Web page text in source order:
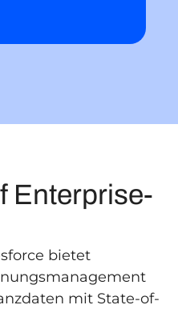
Enterprise-
bietet
mit State-of-